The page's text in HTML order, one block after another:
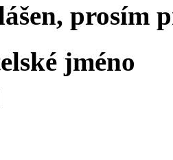
prosím
jméno